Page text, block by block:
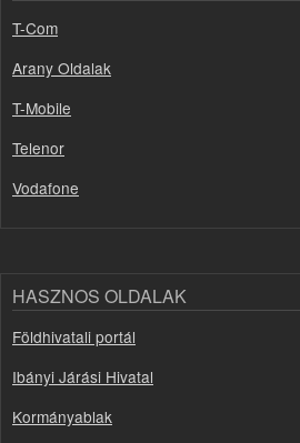
T-Com
Arany Oldalak
T-Mobile
Telenor
Vodafone
HASZNOS OLDALAK
Földhivatali portál
Ibányi Járási Hivatal
Kormányablak